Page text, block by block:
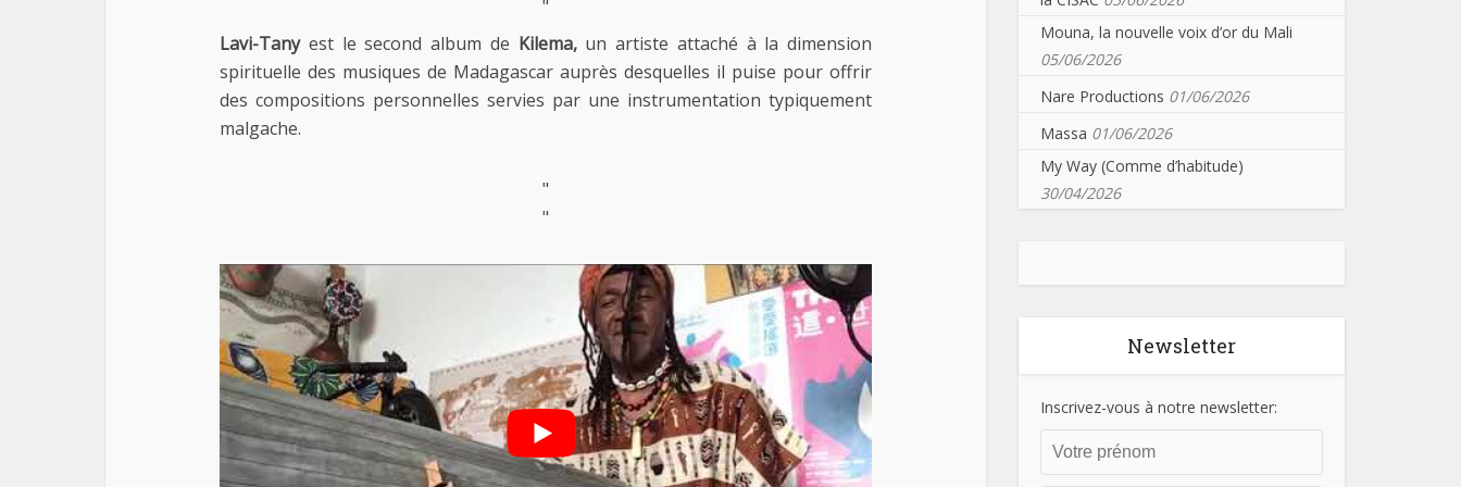
"
Lavi-Tanyest le second album de Kilema,un artiste attaché à la dimension
spirituelle des musiques de Madagascar auprès desquelles il puise pour offrir
des compositions personnelles servies par une instrumentation typiquement
malgache.
"
"
Mouna, la nouvelle voix d’or du Mali
05/06/2026
Nare Productions 01/06/2026
Massa 01/06/2026
My Way (Comme d’habitude)
30/04/2026
Newsletter
Inscrivez-vous à notre newsletter: